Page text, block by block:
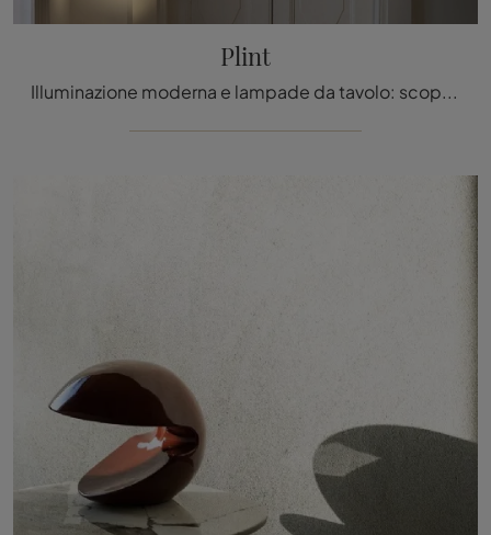
Plint
Illuminazione moderna e lampade da tavolo: scopri di più sulla lampada Plint in metallo che ti presentiamo.